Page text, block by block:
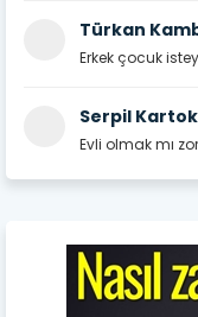
Türkan
Erkek çocuk
Serpil
Evli olmak mı